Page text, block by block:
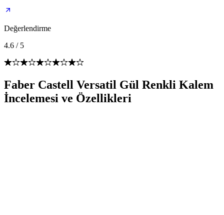
Değerlendirme
4.6 / 5
Faber Castell Versatil Gül Renkli Kalem
İncelemesi ve Özellikleri